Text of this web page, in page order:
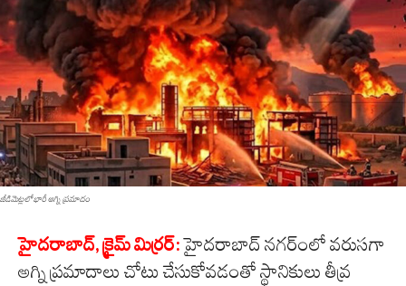
జీడిమెట్ల‌లో భారీ అగ్ని ప్ర‌మాదం
హైద‌రాబాద్‌, క్రైమ్ మిర్ర‌ర్:హైద‌రాబాద్ న‌గ‌ర్ంలో వ‌రుస‌గా
అగ్ని ప్ర‌మాదాలు చోటు చేసుకోవ‌డంతో స్థానికులు తీవ్ర